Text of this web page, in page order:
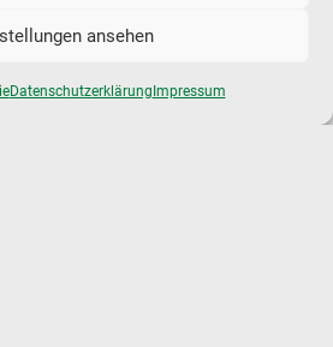
ansehen
Datenschutzerklärung Impressum
& ADHESIVES